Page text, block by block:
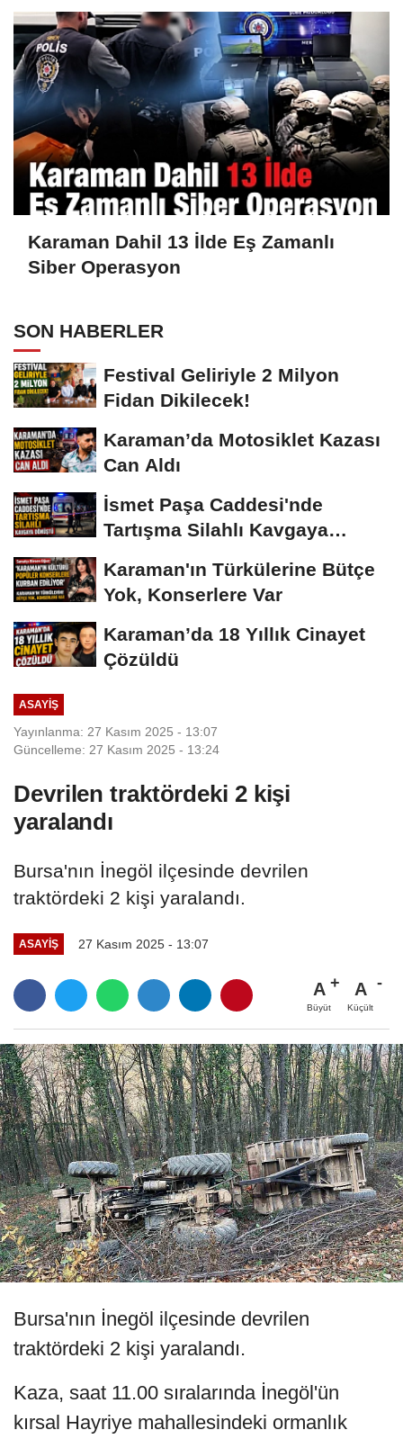
Karaman Dahil 13 İlde Eş Zamanlı
Siber Operasyon
SON HABERLER
Festival Geliriyle 2 Milyon
Fidan Dikilecek!
Karaman’da Motosiklet Kazası
Can Aldı
İsmet Paşa Caddesi'nde
Tartışma Silahlı Kavgaya
Karaman'ın Türkülerine Bütçe
Yok, Konserlere Var
Karaman’da 18 Yıllık Cinayet
Çözüldü
ASAYIŞ
Yayınlanma: 27 Kasım 2025 - 13:07
Güncelleme: 27 Kasım 2025 - 13:24
Devrilen traktördeki 2 kişi
yaralandı
Bursa'nın İnegöl ilçesinde devrilen
traktördeki 2 kişi yaralandı.
ASAYIŞ 27 Kasım 2025 - 13:07
A
Büyüt
A
Küçült
Bursa'nın İnegöl ilçesinde devrilen
traktördeki 2 kişi yaralandı.
Kaza, saat 11.00 sıralarında İnegöl'ün
kırsal Hayriye mahallesindeki ormanlık